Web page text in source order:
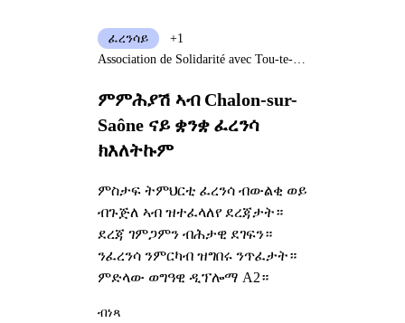
ምምሕያሽ ኣብ Chalon-sur-
Saône ናይ ቋንቋ ፈረንሳ
ክእለትኩም
ምስታፍ ትምህርቲ ፈረንሳ ብውልቂ ወይ
ብጉጅለ ኣብ ዝተፈላለየ ደረጃታት።
ደረጃ ገምጋምን ብሕታዊ ደገፍን።
ንፈረንሳ ንምርካብ ዝግበሩ ንጥፈታት።
ምድላው ወግዓዊ ዲፕሎማ A2።
ፈረንሳይ
+1
Association de Solidarité avec Tou-te-s les Immigré-e-s
ብነጻ